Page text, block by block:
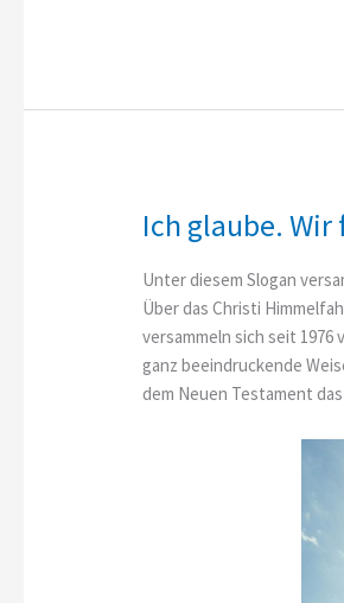
Ich glaube. Wir
Unter diesem Slogan
Über das Christi
versammeln sich seit
ganz beeindruckende
dem Neuen Testament